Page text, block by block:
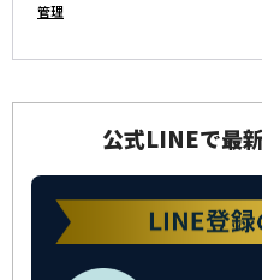
管理
公式LINEで最